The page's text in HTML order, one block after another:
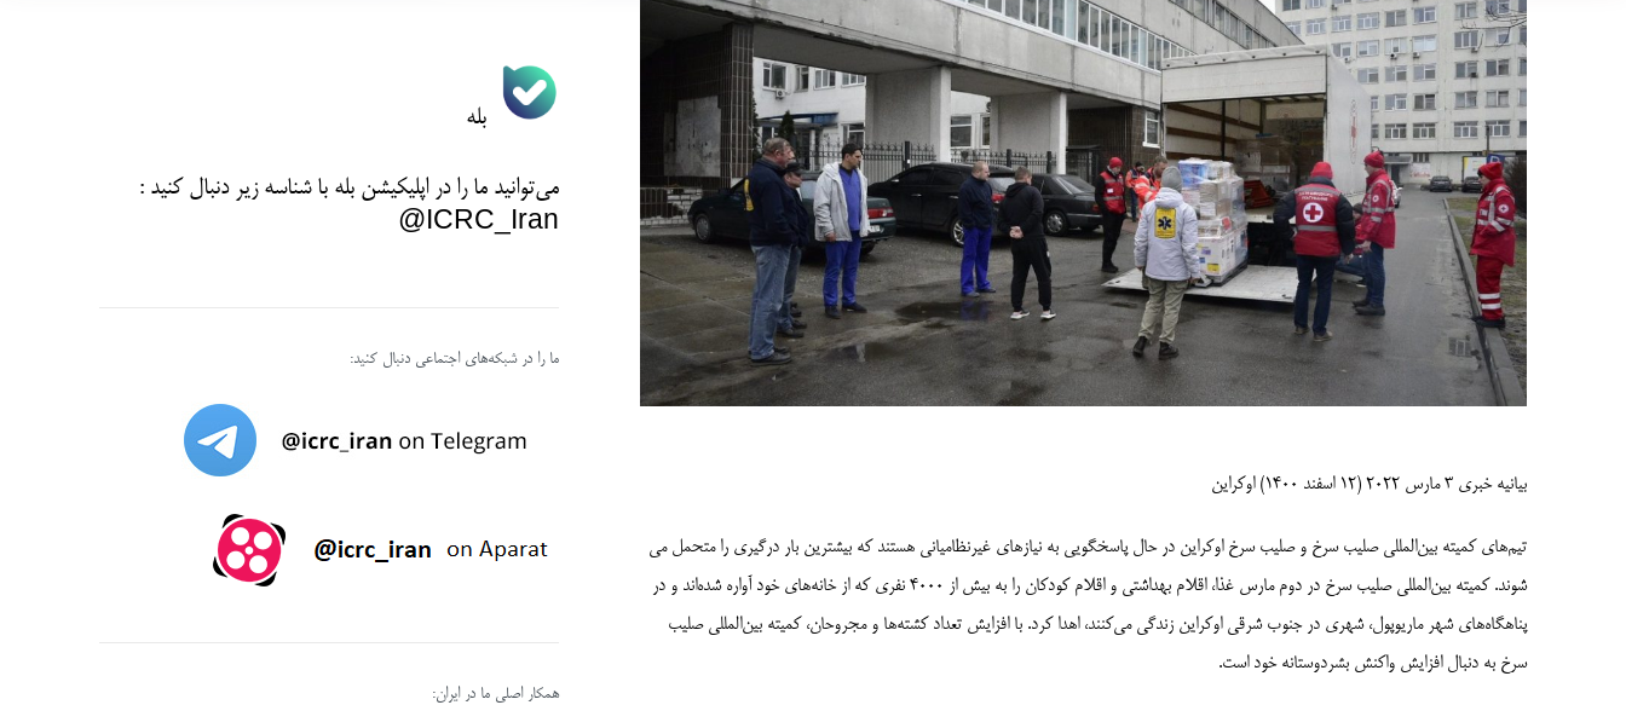
بیانیه خبری 3 مارس 2022 (12 اسفند 1400) اوکراین
تیم­‌های کمیته بین‌­المللی صلیب سرخ و صلیب سرخ اوکراین در حال پاسخگویی به نیازهای غیرنظامیانی هستند که بیشترین بار درگیری را متحمل می­‌
شوند. کمیته بین‌المللی صلیب سرخ در دوم مارس غذا، اقلام بهداشتی و اقلام کودکان را به بیش از 4000 نفری که از خانه‌های خود آواره شده‌اند و در
پناهگاه‌های شهر ماریوپول، شهری در جنوب شرقی اوکراین زندگی می‌کنند، اهدا کرد. با افزایش تعداد کشته‌ها و مجروحان، کمیته بین‌المللی صلیب
سرخ به دنبال افزایش واکنش بشردوستانه خود است.
بله
می‌توانید ما را در اپلیکیشن بله با شناسه زیردنبال کنید :
ICRC_Iran@
ما را در شبکه‌های اجتماعی دنبال کنید:
همکار اصلی ما در ایران: